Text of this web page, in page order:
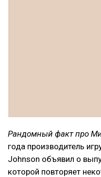
Рандомный факт про
года производитель
Johnson объявил о
которой повторяет